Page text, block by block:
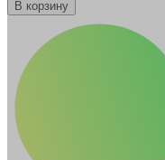
В корзину